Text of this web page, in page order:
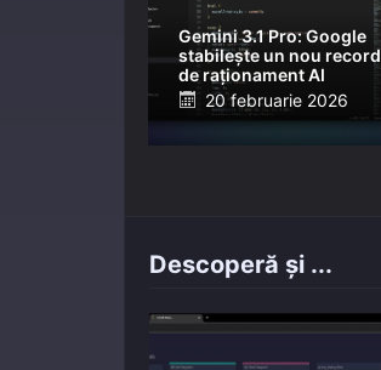
Gemini 3.1 Pro: Google
stabilește un nou record
de raționament AI
Posted
20 februarie 2026
Descoperă și ...